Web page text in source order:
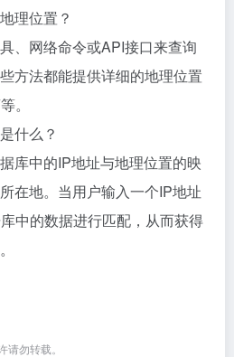
理位置？
、网络命令或API接口来查询
方法都能提供详细的地理位置
。
什么？
库中的IP地址与地理位置的映
在地。当用户输入一个IP地址
中的数据进行匹配，从而获得
勿转载。